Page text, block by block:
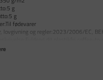
g
g
fødevarer
lovgivning og regler:2023/2006/EC,